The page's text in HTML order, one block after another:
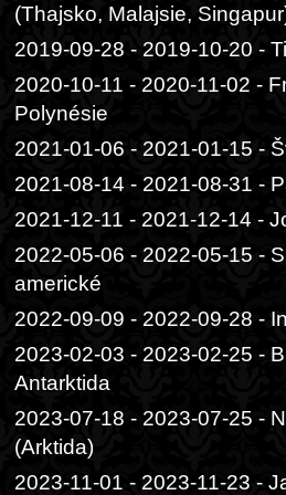
(Thajsko, Malajsie,
2019-09-28 - 2019-10-20 -
2020-10-11 - 2020-11-02 -
Polynésie
2021-01-06 - 2021-01-15 -
2021-08-14 - 2021-08-31 -
2021-12-11 - 2021-12-14 -
2022-05-06 - 2022-05-15 -
americké
2022-09-09 - 2022-09-28 -
2023-02-03 - 2023-02-25 -
Antarktida
2023-07-18 - 2023-07-25 -
(Arktida)
2023-11-01 - 2023-11-23 -